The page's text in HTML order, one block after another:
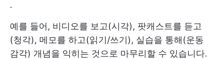
.
예를 들어, 비디오를 보고(시각), 팟캐스트를 듣고
(청각), 메모를 하고(읽기/쓰기), 실습을 통해(운동
감각) 개념을 익히는 것으로 마무리할 수 있습니다.